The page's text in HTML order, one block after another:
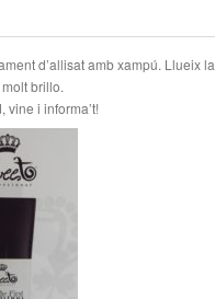
d’allisat amb xampú. Llueix
brillo.
vine i informa’t!